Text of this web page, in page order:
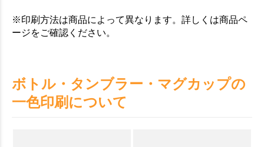
※印刷方法は商品によって異なります。詳しくは商品ペ
ージをご確認ください。
ボトル・タンブラー・マグカップの
一色印刷について